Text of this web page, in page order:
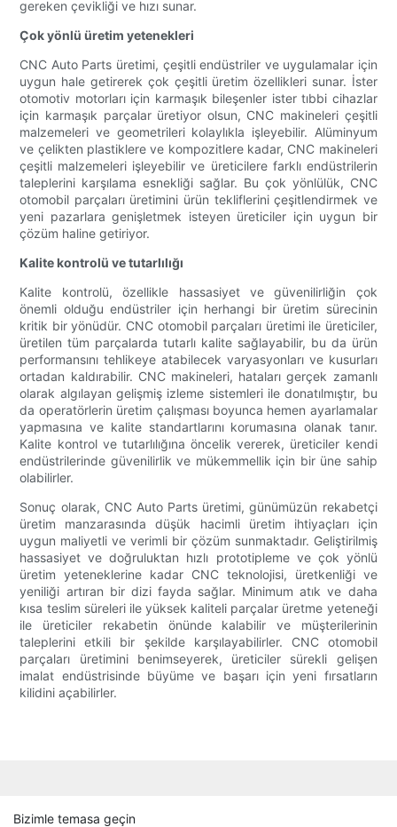
gereken çevikliği ve hızı sunar.
Çok yönlü üretim yetenekleri
CNC Auto Parts üretimi, çeşitli endüstriler ve uygulamalar için
uygun hale getirerek çok çeşitli üretim özellikleri sunar. İster
otomotiv motorları için karmaşık bileşenler ister tıbbi cihazlar
için karmaşık parçalar üretiyor olsun, CNC makineleri çeşitli
malzemeleri ve geometrileri kolaylıkla işleyebilir. Alüminyum
ve çelikten plastiklere ve kompozitlere kadar, CNC makineleri
çeşitli malzemeleri işleyebilir ve üreticilere farklı endüstrilerin
taleplerini karşılama esnekliği sağlar. Bu çok yönlülük, CNC
otomobil parçaları üretimini ürün tekliflerini çeşitlendirmek ve
yeni pazarlara genişletmek isteyen üreticiler için uygun bir
çözüm haline getiriyor.
Kalite kontrolü ve tutarlılığı
Kalite kontrolü, özellikle hassasiyet ve güvenilirliğin çok
önemli olduğu endüstriler için herhangi bir üretim sürecinin
kritik bir yönüdür. CNC otomobil parçaları üretimi ile üreticiler,
üretilen tüm parçalarda tutarlı kalite sağlayabilir, bu da ürün
performansını tehlikeye atabilecek varyasyonları ve kusurları
ortadan kaldırabilir. CNC makineleri, hataları gerçek zamanlı
olarak algılayan gelişmiş izleme sistemleri ile donatılmıştır, bu
da operatörlerin üretim çalışması boyunca hemen ayarlamalar
yapmasına ve kalite standartlarını korumasına olanak tanır.
Kalite kontrol ve tutarlılığına öncelik vererek, üreticiler kendi
endüstrilerinde güvenilirlik ve mükemmellik için bir üne sahip
olabilirler.
Sonuç olarak, CNC Auto Parts üretimi, günümüzün rekabetçi
üretim manzarasında düşük hacimli üretim ihtiyaçları için
uygun maliyetli ve verimli bir çözüm sunmaktadır. Geliştirilmiş
hassasiyet ve doğruluktan hızlı prototipleme ve çok yönlü
üretim yeteneklerine kadar CNC teknolojisi, üretkenliği ve
yeniliği artıran bir dizi fayda sağlar. Minimum atık ve daha
kısa teslim süreleri ile yüksek kaliteli parçalar üretme yeteneği
ile üreticiler rekabetin önünde kalabilir ve müşterilerinin
taleplerini etkili bir şekilde karşılayabilirler. CNC otomobil
parçaları üretimini benimseyerek, üreticiler sürekli gelişen
imalat endüstrisinde büyüme ve başarı için yeni fırsatların
kilidini açabilirler.
Bizimle temasa geçin